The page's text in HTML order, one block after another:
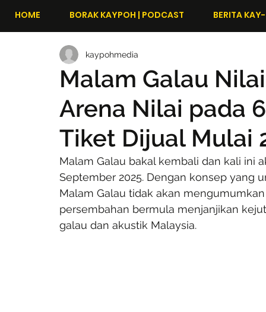
HOME BORAK KAYPOH | PODCAST BERITA
Malam Galau
Arena Nilai pada
Tiket Dijual Mulai
kaypohmedia
Malam Galau bakal kembali dan kali ini
September 2025. Dengan konsep yang
Malam Galau tidak akan
persembahan bermula menjanjikan
galau dan akustik Malaysia.